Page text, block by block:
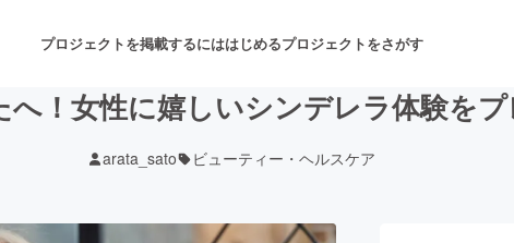
プロジェクトを掲載するにははじめるプロジェクトをさがす
！女性に嬉しいシンデレラ体験を
arata_sato ビューティー・ヘルスケア